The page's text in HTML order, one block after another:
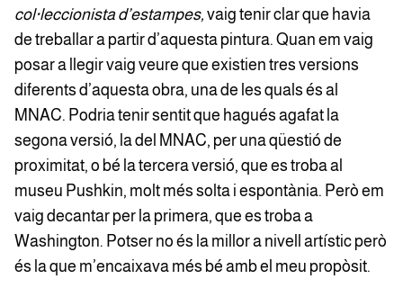
col·leccionista d’estampes, vaig tenir clar que havia
de treballar a partir d’aquesta pintura. Quan em vaig
posar a llegir vaig veure que existien tres versions
diferents d’aquesta obra, una de les quals és al
MNAC. Podria tenir sentit que hagués agafat la
segona versió, la del MNAC, per una qüestió de
proximitat, o bé la tercera versió, que es troba al
museu Pushkin, molt més solta i espontània. Però em
vaig decantar per la primera, que es troba a
Washington. Potser no és la millor a nivell artístic però
és la que m’encaixava més bé amb el meu propòsit.